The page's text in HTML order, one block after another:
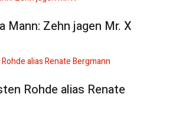
Mann: Zehn jagen Mr. X
Rohde alias Renate